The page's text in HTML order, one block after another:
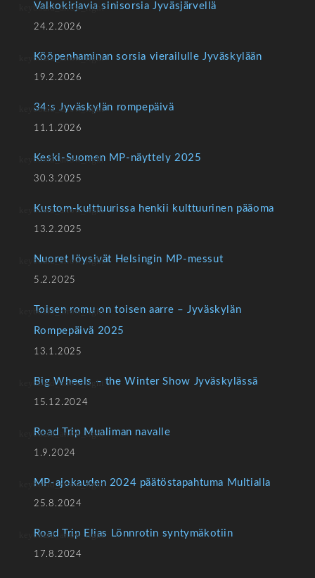
Valkokirjavia sinisorsia Jyväsjärvellä
24.2.2026
Kööpenhaminan sorsia vierailulle Jyväskylään
19.2.2026
34:s Jyväskylän rompepäivä
11.1.2026
Keski-Suomen MP-näyttely 2025
30.3.2025
Kustom-kulttuurissa henkii kulttuurinen pääoma
13.2.2025
Nuoret löysivät Helsingin MP-messut
5.2.2025
Toisen romu on toisen aarre – Jyväskylän
Rompepäivä 2025
13.1.2025
Big Wheels – the Winter Show Jyväskylässä
15.12.2024
Road Trip Mualiman navalle
1.9.2024
MP-ajokauden 2024 päätöstapahtuma Multialla
25.8.2024
Road Trip Elias Lönnrotin syntymäkotiin
17.8.2024